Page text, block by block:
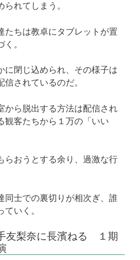
られてしまう。
たちは教卓にタブレットが置
。
に閉じ込められ、その様子は
されているのだ。
から脱出する方法は配信され
観客たちから１万の「いい
らおうとする余り、過激な行
同士での裏切りが相次ぎ、誰
いく。
友梨奈に長濱ねる １期